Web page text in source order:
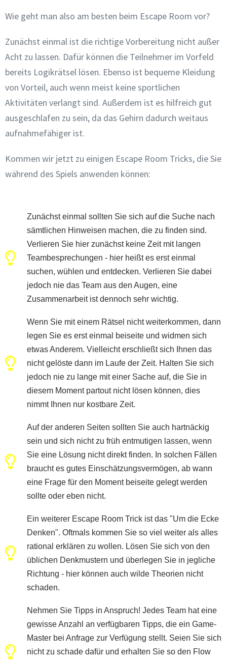
Wie geht man also am besten beim Escape Room vor?
Zunächst einmal ist die richtige Vorbereitung nicht außer
Acht zu lassen. Dafür können die Teilnehmer im Vorfeld
bereits Logikrätsel lösen. Ebenso ist bequeme Kleidung
von Vorteil, auch wenn meist keine sportlichen
Aktivitäten verlangt sind. Außerdem ist es hilfreich gut
ausgeschlafen zu sein, da das Gehirn dadurch weitaus
aufnahmefähiger ist.
Kommen wir jetzt zu einigen Escape Room Tricks, die Sie
während des Spiels anwenden können:
Zunächst einmal sollten Sie sich auf die Suche nach
sämtlichen Hinweisen machen, die zu finden sind.
Verlieren Sie hier zunächst keine Zeit mit langen
Teambesprechungen - hier heißt es erst einmal
suchen, wühlen und entdecken. Verlieren Sie dabei
jedoch nie das Team aus den Augen, eine
Zusammenarbeit ist dennoch sehr wichtig.
Wenn Sie mit einem Rätsel nicht weiterkommen, dann
legen Sie es erst einmal beiseite und widmen sich
etwas Anderem. Vielleicht erschließt sich Ihnen das
nicht gelöste dann im Laufe der Zeit. Halten Sie sich
jedoch nie zu lange mit einer Sache auf, die Sie in
diesem Moment partout nicht lösen können, dies
nimmt Ihnen nur kostbare Zeit.
Auf der anderen Seiten sollten Sie auch hartnäckig
sein und sich nicht zu früh entmutigen lassen, wenn
Sie eine Lösung nicht direkt finden. In solchen Fällen
braucht es gutes Einschätzungsvermögen, ab wann
eine Frage für den Moment beiseite gelegt werden
sollte oder eben nicht.
Ein weiterer Escape Room Trick ist das "Um die Ecke
Denken". Oftmals kommen Sie so viel weiter als alles
rational erklären zu wollen. Lösen Sie sich von den
üblichen Denkmustern und überlegen Sie in jegliche
Richtung - hier können auch wilde Theorien nicht
schaden.
Nehmen Sie Tipps in Anspruch! Jedes Team hat eine
gewisse Anzahl an verfügbaren Tipps, die ein Game-
Master bei Anfrage zur Verfügung stellt. Seien Sie sich
nicht zu schade dafür und erhalten Sie so den Flow